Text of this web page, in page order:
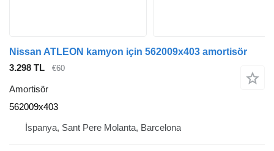
Nissan ATLEON kamyon için 562009x403 amortisör
3.298 TL
€60
Amortisör
562009x403
İspanya, Sant Pere Molanta, Barcelona